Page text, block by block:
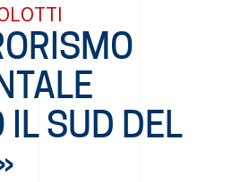
IL SUD DEL